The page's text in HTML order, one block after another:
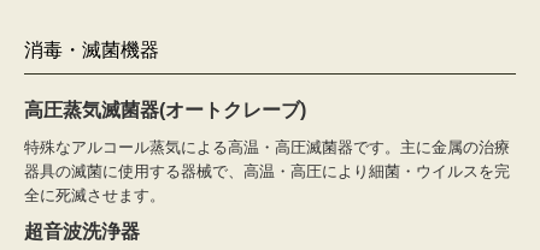
消毒・滅菌機器
高圧蒸気滅菌器(オートクレーブ)
特殊なアルコール蒸気による高温・高圧滅菌器です。主に金属の治療
器具の滅菌に使用する器械で、高温・高圧により細菌・ウイルスを完
全に死滅させます。
超音波洗浄器